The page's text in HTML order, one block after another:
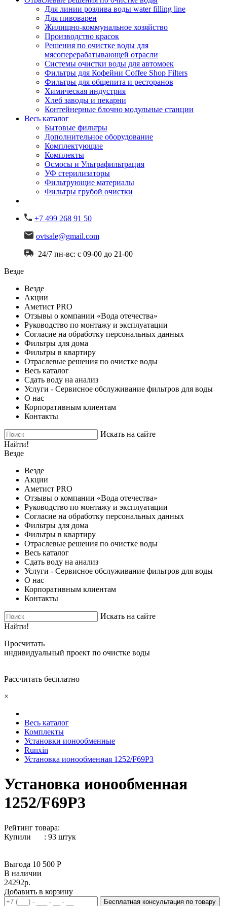
Для линии розлива воды water filling line
Для пивоварен
Жилищно-коммунальное хозяйство
Производство красок
Решения по очистке воды для
мясоперерабатывающей отрасли
Системы очистки воды для автомоек
Фильтры для Кофейни Coffee Shop Filters
Фильтры для общепита и ресторанов
Химическая индустрия
Хлеб заводы и пекарни
Контейнерные блочно модульные станции
Весь каталог
Бытовые фильтры
Дополнительное оборудование
Комплектующие
Комплекты
Осмосы и Ультрафильтрация
УФ стерилизаторы
Фильтрующие материалы
Фильтры грубой очистки
+7 499 268 91 50
ovtsale@gmail.com
24/7 пн-вс: с 09-00 до 21-00
Везде
Везде
Акции
Аметист PRO
Отзывы о компании «Вода отечества»
Руководство по монтажу и эксплуатации
Согласие на обработку персональных данных
Фильтры для дома
Фильтры в квартиру
Отраслевые решения по очистке воды
Весь каталог
Сдать воду на анализ
Услуги - Сервисное обслуживание фильтров для воды
О нас
Корпоративным клиентам
Контакты
Искать на сайте
Найти!
Везде
Везде
Акции
Аметист PRO
Отзывы о компании «Вода отечества»
Руководство по монтажу и эксплуатации
Согласие на обработку персональных данных
Фильтры для дома
Фильтры в квартиру
Отраслевые решения по очистке воды
Весь каталог
Сдать воду на анализ
Услуги - Сервисное обслуживание фильтров для воды
О нас
Корпоративным клиентам
Контакты
Искать на сайте
Найти!
Просчитать
индивидуальный проект по очистке воды
Рассчитать бесплатно
×
Весь каталог
Комплекты
Установки ионообменные
Runxin
Установка ионообменная 1252/F69P3
Установка ионообменная
1252/F69P3
Рейтинг товара:
Купили
: 93 штук
Выгода 10 500 Р
В наличии
24292р.
Добавить в корзину
Бесплатная консультация по товару